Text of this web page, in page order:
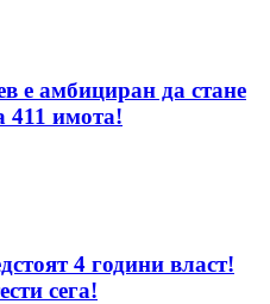
е амбициран да стане
411 имота!
4 години власт!
сега!